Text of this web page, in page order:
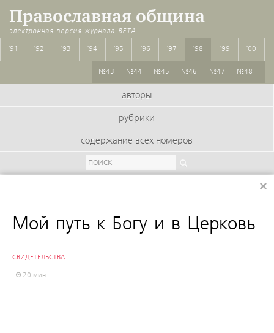
Православная община
электронная версия журнала BETA
'91 '92 '93 '94 '95 '96 '97 '98
№43 №44 №45 №46 №47 №48
'99 '00
авторы
рубрики
содержание всех номеров
Мой путь к Богу и в Церковь
СВИДЕТЕЛЬСТВА
20 мин.
×